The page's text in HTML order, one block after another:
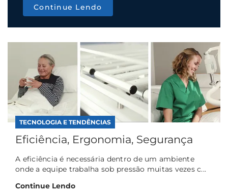
Continue Lendo
TECNOLOGIA E TENDÊNCIAS
Eficiência, Ergonomia, Segurança
A eficiência é necessária dentro de um ambiente
onde a equipe trabalha sob pressão muitas vezes c...
Continue Lendo